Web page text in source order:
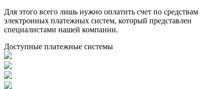
Для этого всего лишь нужно оплатить счет по средствам
электронных платежных систем, который представлен
специалистами нашей компании.
Доступные платежные системы